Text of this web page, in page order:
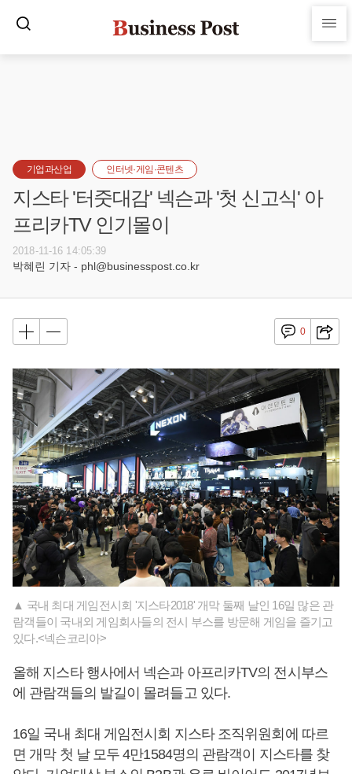
기업과산업 인터넷·게임·콘텐츠
지스타 '터줏대감' 넥슨과 '첫 신고식' 아
프리카TV 인기몰이
2018-11-16 14:05:39
박혜린 기자 - phl@businesspost.co.kr
0
▲ 국내 최대 게임전시회 '지스타2018' 개막 둘째 날인 16일 많은 관
람객들이 국내외 게임회사들의 전시 부스를 방문해 게임을 즐기고
있다.<넥슨코리아>
올해 지스타 행사에서 넥슨과 아프리카TV의 전시부스
에 관람객들의 발길이 몰려들고 있다.
16일 국내 최대 게임전시회 지스타 조직위원회에 따르
면 개막 첫 날 모두 4만1584명의 관람객이 지스타를 찾